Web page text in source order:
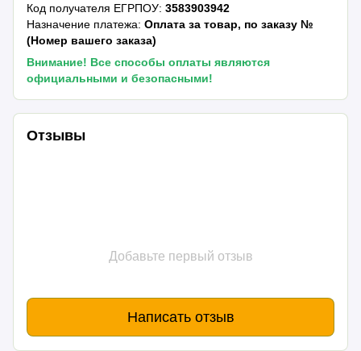
Код получателя ЕГРПОУ:3583903942
Назначение платежа:Оплата за товар, по заказу №
(Номер вашего заказа)
Внимание! Все способы оплаты являются
официальными и безопасными!
Отзывы
Добавьте первый отзыв
Написать отзыв